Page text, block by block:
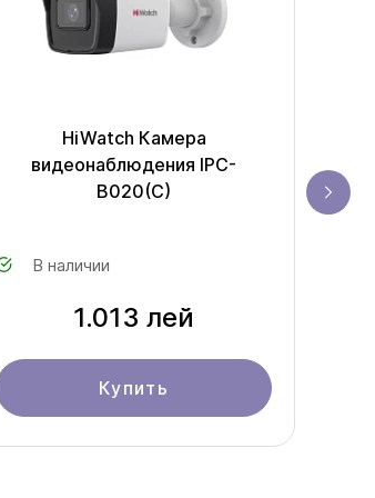
HiWatch Камера
видеонаблюдения IPC-
B020(C)
В наличии
1.013 лей
Купить